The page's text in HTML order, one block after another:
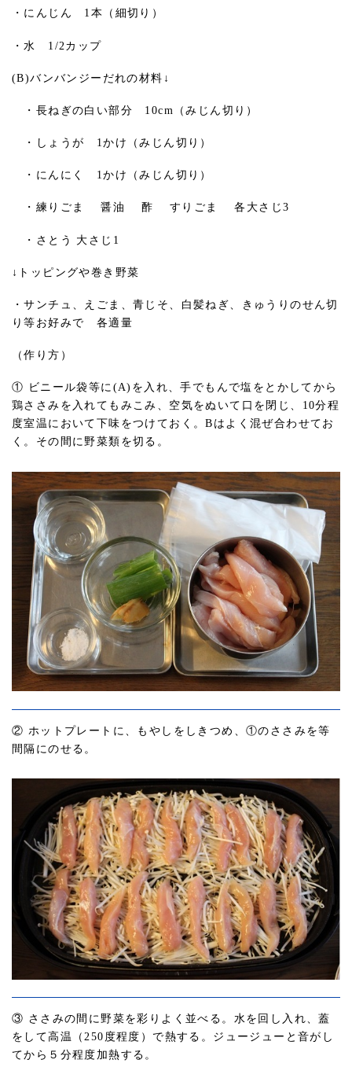
・にんじん 1本（細切り）
・水 1/2カップ
(B)バンバンジーだれの材料↓
・長ねぎの白い部分 10cm（みじん切り）
・しょうが 1かけ（みじん切り）
・にんにく 1かけ（みじん切り）
・練りごま 醤油 酢 すりごま 各大さじ3
・さとう 大さじ1
↓トッピングや巻き野菜
・サンチュ、えごま、青じそ、白髪ねぎ、きゅうりのせん切
り等お好みで 各適量
（作り方）
① ビニール袋等に(A)を入れ、手でもんで塩をとかしてから
鶏ささみを入れてもみこみ、空気をぬいて口を閉じ、10分程
度室温において下味をつけておく。Bはよく混ぜ合わせてお
く。その間に野菜類を切る。
② ホットプレートに、もやしをしきつめ、①のささみを等
間隔にのせる。
③ ささみの間に野菜を彩りよく並べる。水を回し入れ、蓋
をして高温（250度程度）で熱する。ジュージューと音がし
てから５分程度加熱する。